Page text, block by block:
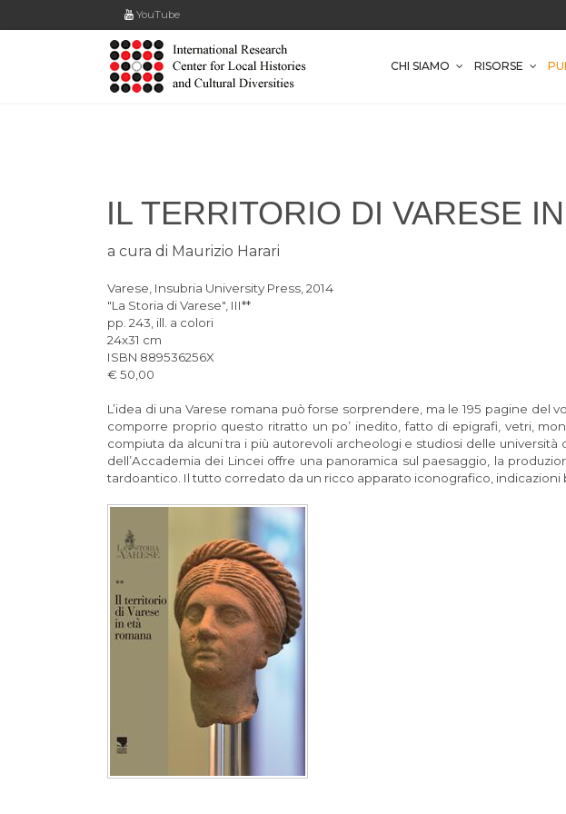
YouTube
CHI SIAMO RISORSE
IL TERRITORIO DI VARESE
a cura di Maurizio Harari
Varese, Insubria University Press, 2014
"La Storia di Varese", III**
pp. 243, ill. a colori
24x31 cm
ISBN 889536256X
€ 50,00
L’idea di una Varese romana può forse sorprendere, ma le 195 pagine del
comporre proprio questo ritratto un po’ inedito, fatto di epigrafi, vetri,
compiuta da alcuni tra i più autorevoli archeologi e studiosi delle
dell’Accademia dei Lincei offre una panoramica sul paesaggio, la
tardoantico. Il tutto corredato da un ricco apparato iconografico, indicazioni